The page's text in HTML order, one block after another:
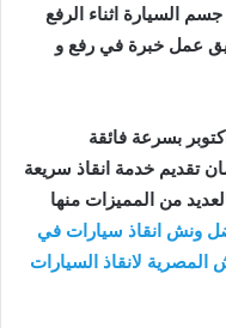
السيارة اثناء الرفع
عمل خبرة في رفع و
بسرعة فائقة
تقديم خدمة انقاذ سريعة
من المميزات منها
ونش انقاذ سيارات في
المصرية لانقاذ السيارات